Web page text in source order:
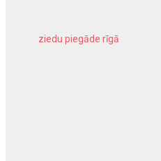
ziedu piegāde rīgā